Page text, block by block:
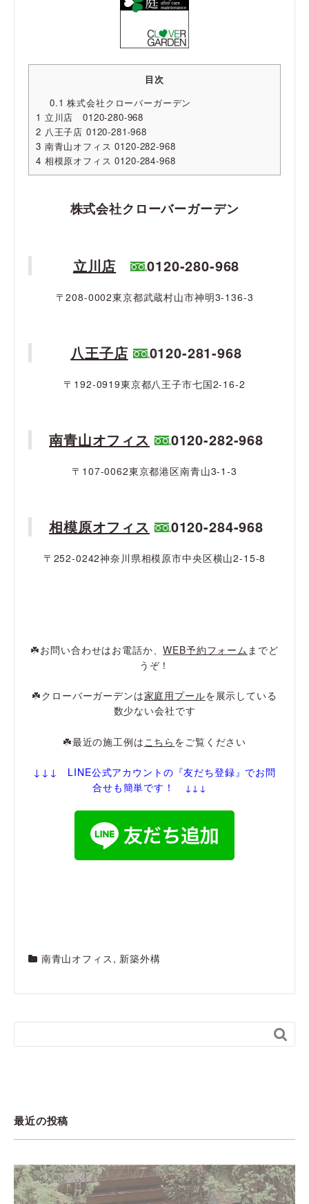
目次
0.1 株式会社クローバーガーデン
1 立川店 0120-280-968
2 八王子店 0120-281-968
3 南青山オフィス 0120-282-968
4 相模原オフィス 0120-284-968
株式会社クローバーガーデン
立川店 0120-280-968
〒208-0002東京都武蔵村山市神明3-136-3
八王子店 0120-281-968
〒192-0919東京都八王子市七国2-16-2
南青山オフィス 0120-282-968
〒107-0062東京都港区南青山3-1-3
相模原オフィス 0120-284-968
〒252-0242神奈川県相模原市中央区横山2-15-8
☘️お問い合わせはお電話か、WEB予約フォーム までど
うぞ！
☘️クローバーガーデンは家庭用プールを展示している
数少ない会社です
☘️最近の施工例は こちら をご覧ください
↓↓↓ LINE公式アカウントの『友だち登録』でお問
合せも簡単です！
↓↓↓
南青山オフィス , 新築外構

最近の投稿